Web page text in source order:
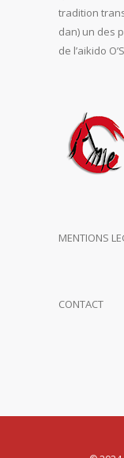
tradition
dan) un des
de l’aikido
MENTIONS
CONTACT